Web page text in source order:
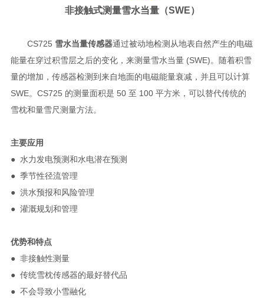
非接触式测量雪水当量（SWE）
CS725 雪水当量传感器通过被动地检测从地表自然产生的电磁
能量在穿过积雪层之后的变化，来测量雪水当量 (SWE)。随着积雪
量的增加，传感器检测到来自地面的电磁能量衰减，并且可以计算
SWE。CS725 的测量面积是 50 至 100 平方米，可以替代传统的
雪枕和量雪尺测量方法。
主要应用
● 水力发电预测和水电潜在预测
● 季节性径流管理
● 洪水预报和风险管理
● 灌溉规划和管理
优势和特点
● 非接触性测量
● 传统雪枕传感器的最好替代品
● 不会导致小雪融化